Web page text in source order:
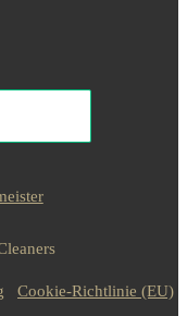
Cookie-Richtlinie (EU)